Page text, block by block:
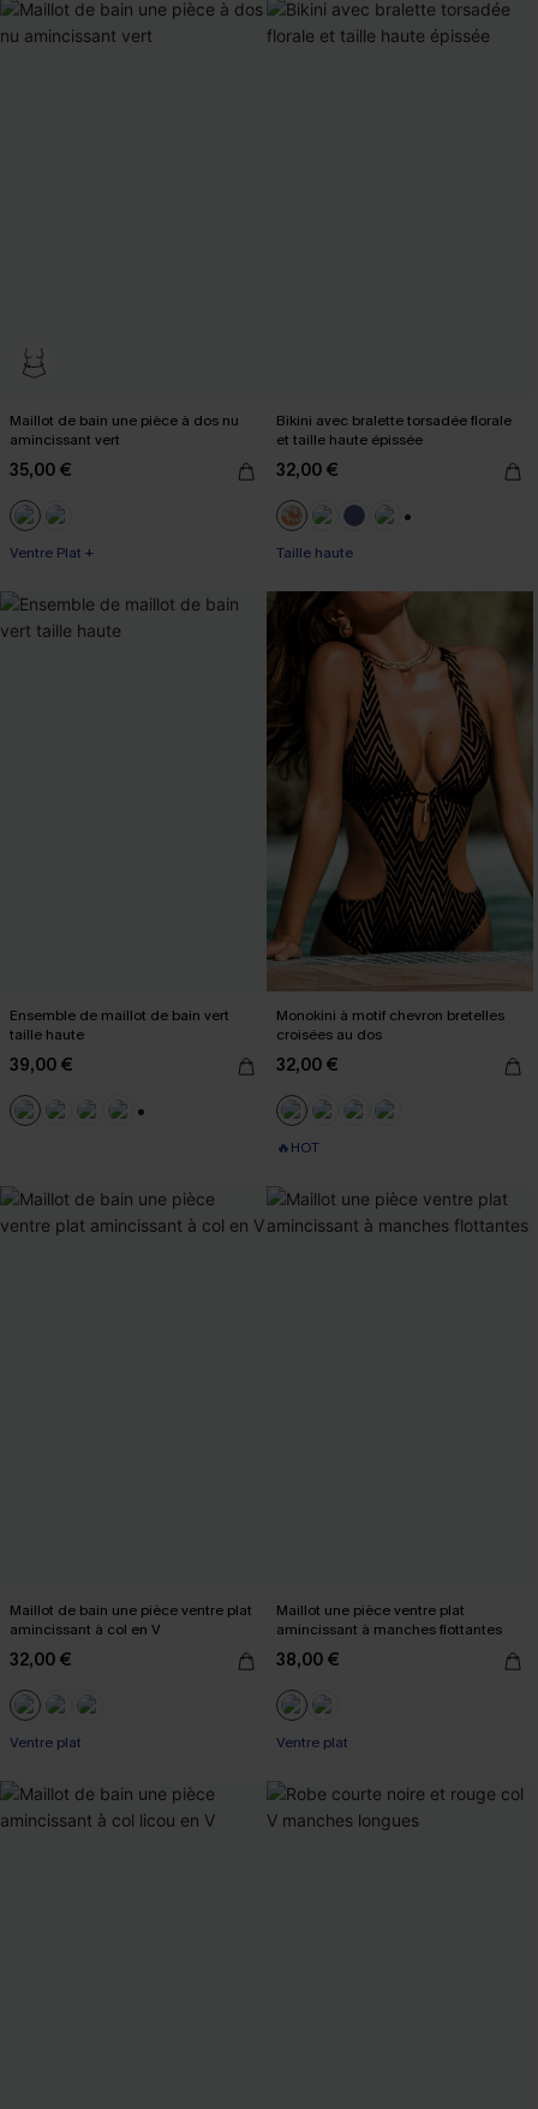
Maillot de bain une pièce à dos nu
amincissant vert
35,00 €
Ventre Plat +
Bikini avec bralette torsadée florale
et taille haute épissée
32,00 €
Taille haute
Ensemble de maillot de bain vert
taille haute
39,00 €
Monokini à motif chevron bretelles
croisées au dos
32,00 €
🔥HOT
Maillot de bain une pièce ventre plat
amincissant à col en V
32,00 €
Ventre plat
Maillot une pièce ventre plat
amincissant à manches flottantes
38,00 €
Ventre plat